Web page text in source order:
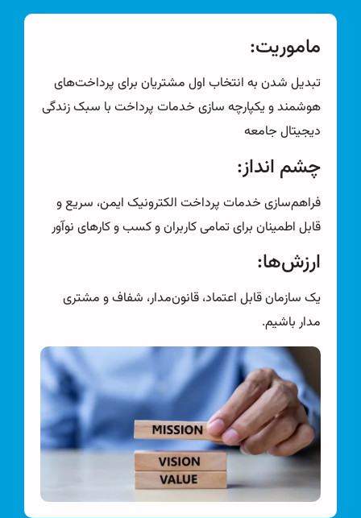
ماموریت:
تبدیل شدن به انتخاب اول مشتریان برای پرداخت‌های
هوشمند و یکپارچه سازی خدمات پرداخت با سبک زندگی
دیجیتال جامعه
چشم انداز:
فراهم‌سازی خدمات پرداخت الکترونیک ایمن، سریع و
قابل اطمینان برای تمامی کاربران و کسب و کارهای نوآور
ارزش‌ها:
یک سازمان قابل اعتماد، قانون‌مدار، شفاف و مشتری
مدار باشیم.